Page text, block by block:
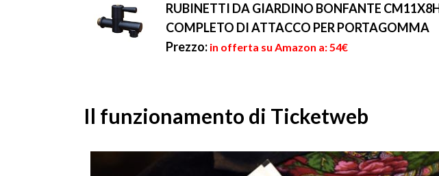
RUBINETTI DA GIARDINO BONFANTE
COMPLETO DI ATTACCO PER PORTAGOMMA
Prezzo: in offerta su Amazon a: 54€
Il funzionamento di Ticketweb